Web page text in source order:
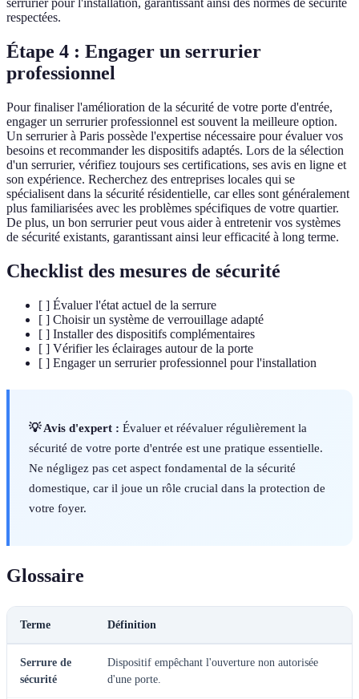
serrurier pour l'installation, garantissant ainsi des normes de sécurité
respectées.
Étape 4 : Engager un serrurier
professionnel
Pour finaliser l'amélioration de la sécurité de votre porte d'entrée,
engager un serrurier professionnel est souvent la meilleure option.
Un serrurier à Paris possède l'expertise nécessaire pour évaluer vos
besoins et recommander les dispositifs adaptés. Lors de la sélection
d'un serrurier, vérifiez toujours ses certifications, ses avis en ligne et
son expérience. Recherchez des entreprises locales qui se
spécialisent dans la sécurité résidentielle, car elles sont généralement
plus familiarisées avec les problèmes spécifiques de votre quartier.
De plus, un bon serrurier peut vous aider à entretenir vos systèmes
de sécurité existants, garantissant ainsi leur efficacité à long terme.
Checklist des mesures de sécurité
[ ] Évaluer l'état actuel de la serrure
[ ] Choisir un système de verrouillage adapté
[ ] Installer des dispositifs complémentaires
[ ] Vérifier les éclairages autour de la porte
[ ] Engager un serrurier professionnel pour l'installation
💡 Avis d'expert : Évaluer et réévaluer régulièrement la
sécurité de votre porte d'entrée est une pratique essentielle.
Ne négligez pas cet aspect fondamental de la sécurité
domestique, car il joue un rôle crucial dans la protection de
votre foyer.
Glossaire
Terme Définition
Serrure de
sécurité
Dispositif empêchant l'ouverture non autorisée
d'une porte.